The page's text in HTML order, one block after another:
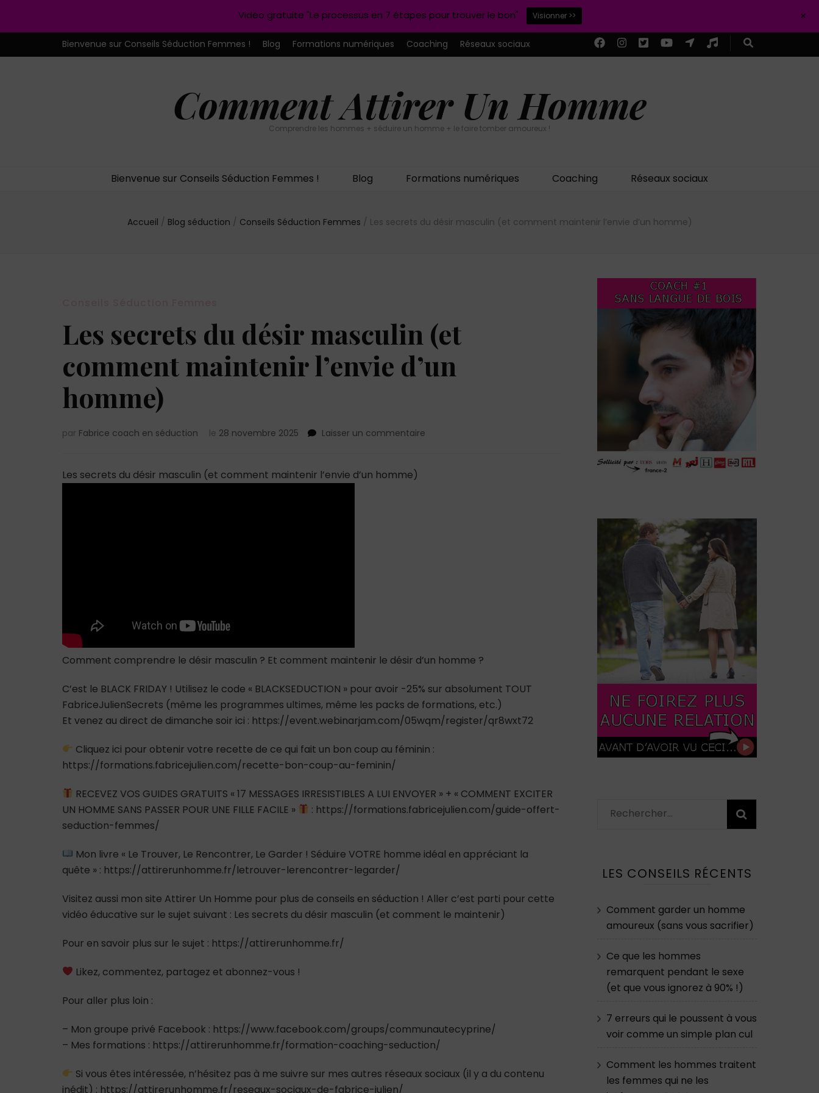
Bienvenue sur Conseils Séduction Femmes ! Blog Formations numériques Coaching Réseaux sociaux
Comment Attirer Un Homme
Comprendre les hommes + séduire un homme + le faire tomber amoureux !
Bienvenue sur Conseils Séduction Femmes ! Blog Formations numériques Coaching Réseaux sociaux
Accueil / Blog séduction / Conseils Séduction Femmes / Les secrets du désir masculin (et comment maintenir l’envie d’un homme)
Les secrets du désir masculin (et
comment maintenir l’envie d’un
homme)
par Fabrice coach en séduction le 28 novembre 2025 Laisser un commentaire
Les secrets du désir masculin (et comment maintenir l’envie d’un homme)
Comment comprendre le désir masculin ? Et comment maintenir le désir d’un homme ?
C’est le BLACK FRIDAY ! Utilisez le code « BLACKSEDUCTION » pour avoir -25% sur absolument TOUT
FabriceJulienSecrets (même les programmes ultimes, même les packs de formations, etc.)
Et venez au direct de dimanche soir ici : https://event.webinarjam.com/05wqm/register/qr8wxt72
Cliquez ici pour obtenir votre recette de ce qui fait un bon coup au féminin :
https://formations.fabricejulien.com/recette-bon-coup-au-feminin/
RECEVEZ VOS GUIDES GRATUITS « 17 MESSAGES IRRESISTIBLES A LUI ENVOYER » + « COMMENT EXCITER
UN HOMME SANS PASSER POUR UNE FILLE FACILE »
: https://formations.fabricejulien.com/guide-offert-
seduction-femmes/
Mon livre « Le Trouver, Le Rencontrer, Le Garder ! Séduire VOTRE homme idéal en appréciant la
quête » : https://attirerunhomme.fr/letrouver-lerencontrer-legarder/
Visitez aussi mon site Attirer Un Homme pour plus de conseils en séduction ! Aller c’est parti pour cette
vidéo éducative sur le sujet suivant : Les secrets du désir masculin (et comment le maintenir)
Pour en savoir plus sur le sujet : https://attirerunhomme.fr/
Likez, commentez, partagez et abonnez-vous !
Pour aller plus loin :
– Mon groupe privé Facebook : https://www.facebook.com/groups/communautecyprine/
– Mes formations : https://attirerunhomme.fr/formation-coaching-seduction/
Si vous êtes intéressée, n’hésitez pas à me suivre sur mes autres réseaux sociaux (il y a du contenu
inédit) : https://attirerunhomme.fr/reseaux-sociaux-de-fabrice-julien/
Rechercher :
LES CONSEILS RÉCENTS
Comment garder un homme
amoureux (sans vous sacrifier)
Ce que les hommes
remarquent pendant le sexe
(et que vous ignorez à 90% !)
7 erreurs qui le poussent à vous
voir comme un simple plan cul
Comment les hommes traitent
les femmes qui ne les
Vidéo gratuite "Le processus en 7 étapes pour trouver le bon" Visionner >> +